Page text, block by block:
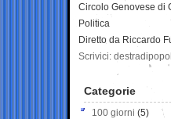
Circolo Genovese di
Politica
Diretto da Riccardo
Scrivici:
Categorie
100 giorni (5)